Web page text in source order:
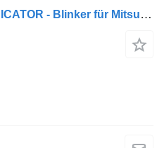
Mitsubishi - ORIGINAL INDICATOR - Blinker für Mitsubishi FUSO CANTER - KIERUNKOWSKAZ ORYGINAŁ !! LKW